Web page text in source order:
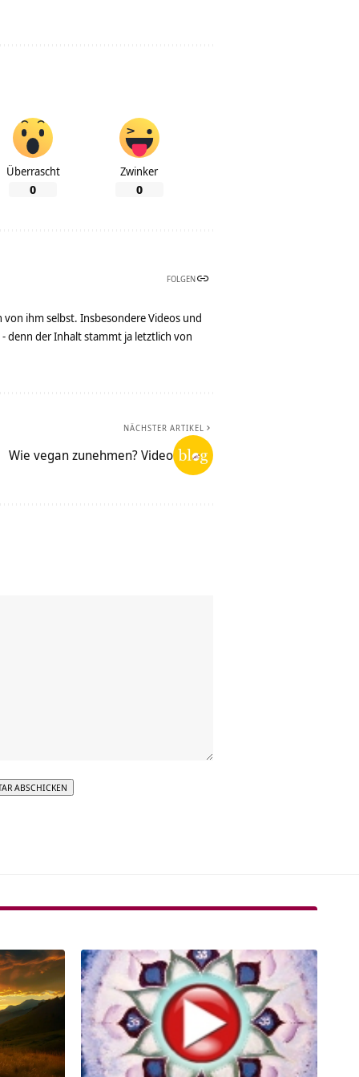
Überrascht
0
Zwinker
0
FOLGEN
ihm selbst. Insbesondere Videos und
denn der Inhalt stammt ja letztlich von
NÄCHSTER ARTIKEL
Wie vegan zunehmen? Video